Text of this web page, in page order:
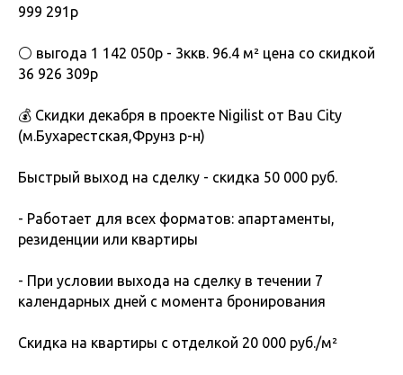
999 291р
⚪️ выгода 1 142 050р - 3ккв. 96.4 м² цена со скидкой
36 926 309р
💰 Скидки декабря в проекте Nigilist от Bau City
(м.Бухарестская,Фрунз р-н)
Быстрый выход на сделку - скидка 50 000 руб.
- Работает для всех форматов: апартаменты,
резиденции или квартиры
- При условии выхода на сделку в течении 7
календарных дней с момента бронирования
Скидка на квартиры с отделкой 20 000 руб./м²